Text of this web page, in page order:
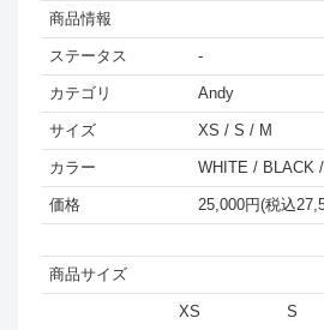
商品情報
ステータス -
カテゴリ Andy
サイズ XS / S / M
カラー WHITE / BLACK
価格 25,000円(税込
商品サイズ
XS S